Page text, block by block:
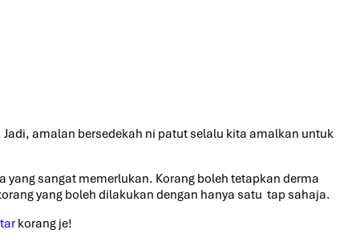
amalan bersedekah ni patut selalu kita amalkan untuk
sangat memerlukan. Korang boleh tetapkan derma
yang boleh dilakukan dengan hanya satu tap sahaja.
korang je!